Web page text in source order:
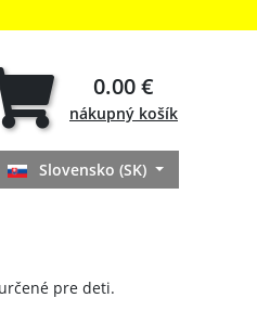
0.00 €
nákupný košík
Slovensko (SK)
pre deti.